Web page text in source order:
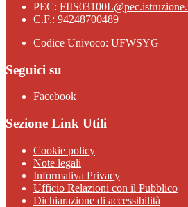
PEC:
C.F.: 94248700489
Codice Univoco: UFWSYG
Seguici su
Facebook
Sezione Link Utili
Cookie policy
Note legali
Informativa Privacy
Ufficio Relazioni con il Pubblico
Dichiarazione di accessibilità